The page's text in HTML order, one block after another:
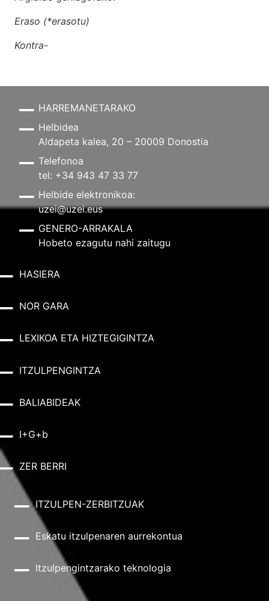
Eraso (*erasotu)
Kontra-
HARREMANETARAKO
Helbidea
Aldapeta kalea, 20 – 20009 Donostia
Telefonoa
tel: +34 943 47 33 77
Helbide elektronikoa:
uzei@uzei.eus
GENERO-ARRAKALA
Hobeto ezagutu nahi zaitugu
HASIERA
NOR GARA
LEXIKOA ETA HIZTEGIGINTZA
ITZULPENGINTZA
BALIABIDEAK
I+G+b
ZER BERRI
ITZULPEN-ZERBITZUAK
Eskatu itzulpenaren aurrekontua
Itzulpengintzarako teknologia